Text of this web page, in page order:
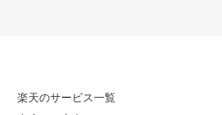
楽天のサービス一覧